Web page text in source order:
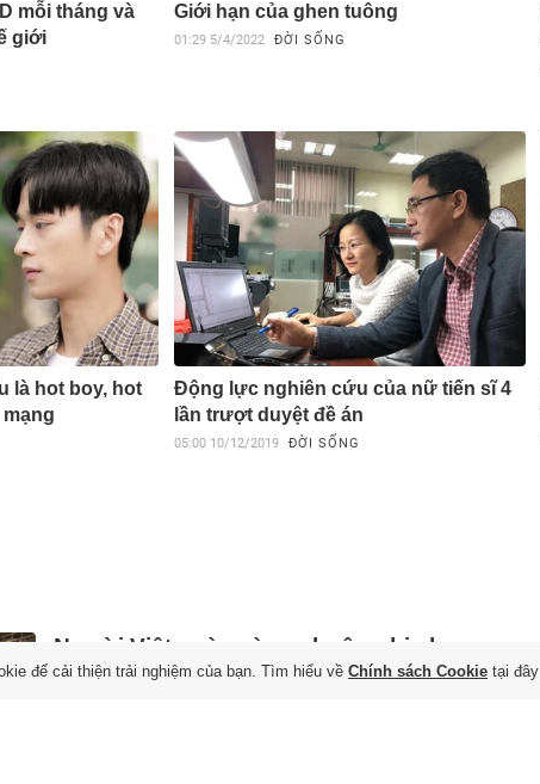
mỗi tháng và
giới
Giới hạn của ghen tuông
01:29 5/4/2022 ĐỜI SỐNG
là hot boy, hot
Động lực nghiên cứu của nữ tiến sĩ 4
lần trượt duyệt đề án
05:00 10/12/2019 ĐỜI SỐNG
Người Việt ngày càng chuộng bia lon
'lùn' 250 ml, điều gì đang xảy ra?
để cải thiện trải nghiệm của bạn. Tìm hiểu về Chính sách Cookie tại đây